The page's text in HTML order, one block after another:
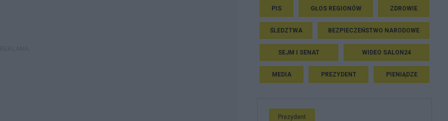
PIS GŁOS REGIONÓW ZDROWIE
ŚLEDZTWA BEZPIECZEŃSTWO NARODOWE
SEJM I SENAT WIDEO SALON24
MEDIA PREZYDENT PIENIĄDZE
Prezydent